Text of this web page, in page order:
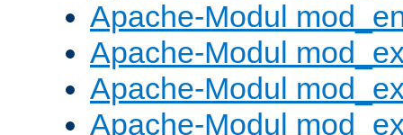
Apache-Modul
Apache-Modul
Apache-Modul
Apache-Modul